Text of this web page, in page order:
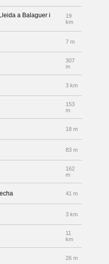
a Balaguer i
19
km
7 m
307
m
3 km
153
m
18 m
83 m
162
m
41 m
3 km
11
km
26 m